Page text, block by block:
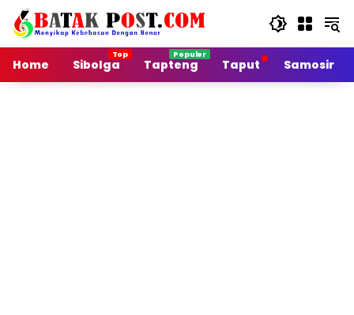
Langsung
konten
Home
Sibolga Tapteng Taput Samosir